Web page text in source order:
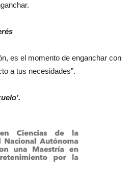
es el momento de enganchar con
a tus necesidades”.